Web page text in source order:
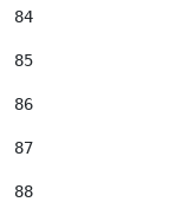
84
85
86
87
88